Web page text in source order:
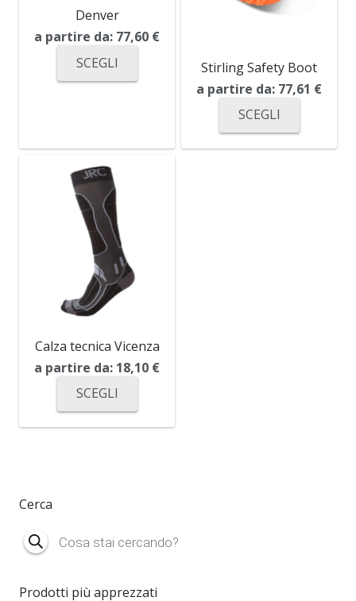
Denver
a partire da: 77,60 €
SCEGLI
Stirling Safety Boot
a partire da: 77,61 €
SCEGLI
Calza tecnica Vicenza
a partire da: 18,10 €
SCEGLI
Cerca
Products
search
Prodotti più apprezzati